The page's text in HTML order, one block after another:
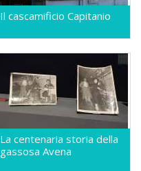
Il cascamificio Capitanio
La centenaria storia della
gassosa Avena